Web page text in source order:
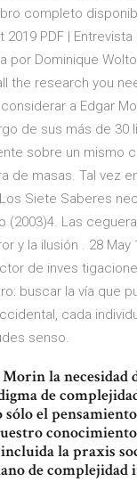
completo
2019 PDF |
Dominique
the research you
a Edgar
de sus más de 30
sobre un mismo
de masas. Tal vez
Siete Saberes
(2003)4. Las
y la ilusión . 28 May
de inves
buscar la vía que
cada
senso.
la necesidad
de
el
la praxis
de complejidad